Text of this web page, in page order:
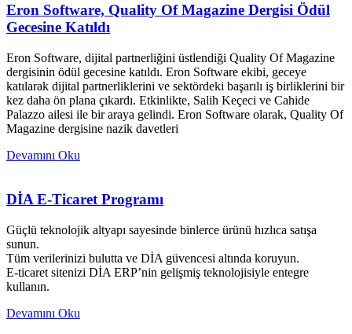
Eron Software, Quality Of Magazine Dergisi Ödül
Gecesine Katıldı
Eron Software, dijital partnerliğini üstlendiği Quality Of Magazine
dergisinin ödül gecesine katıldı. Eron Software ekibi, geceye
katılarak dijital partnerliklerini ve sektördeki başarılı iş birliklerini bir
kez daha ön plana çıkardı. Etkinlikte, Salih Keçeci ve Cahide
Palazzo ailesi ile bir araya gelindi. Eron Software olarak, Quality Of
Magazine dergisine nazik davetleri
Devamını Oku
DİA E-Ticaret Programı
Güçlü teknolojik altyapı sayesinde binlerce ürünü hızlıca satışa
sunun.
Tüm verilerinizi bulutta ve DİA güvencesi altında koruyun.
E-ticaret sitenizi DİA ERP’nin gelişmiş teknolojisiyle entegre
kullanın.
Devamını Oku